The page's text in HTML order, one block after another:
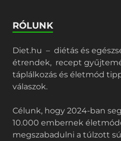
RÓLUNK
Diet.hu – diétás és
étrendek, recept
táplálkozás és életmód
válaszok.
Célunk, hogy 2024-ban
10.000 embernek
megszabadulni a túlzott